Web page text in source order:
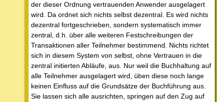
der dieser Ordnung vertrauenden Anwender ausgelagert
wird. Da ordnet sich nichts selbst dezentral. Es wird nichts
dezentral fortgeschrieben, sondern systematisch immer
zentral, d.h. über alle weiteren Festschreibungen der
Transaktionen aller Teilnehmer bestimmend. Nichts richtet
sich in diesem System von selbst, ohne Vertrauen in die
zentral initierten Abläufe, aus. Nur weil die Buchhaltung auf
alle Teilnehmer ausgelagert wird, üben diese noch lange
keinen Einfluss auf die Grundsätze der Buchführung aus.
Sie lassen sich alle ausrichten, springen auf den Zug auf